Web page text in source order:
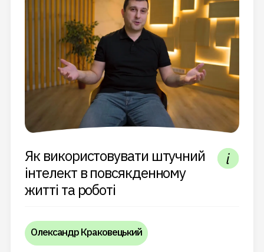
Як використовувати штучний
інтелект в повсякденному
житті та роботі
Олександр Краковецький